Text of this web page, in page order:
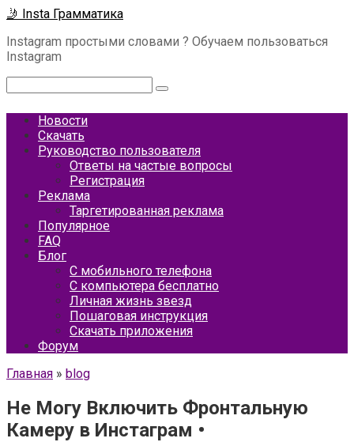
Перейти
контенту
🤳 Insta Грамматика
Instagram простыми словами ? Обучаем пользоваться
Instagram
Новости
Скачать
Руководство пользователя
Ответы на частые вопросы
Регистрация
Реклама
Таргетированная реклама
Популярное
FAQ
Блог
С мобильного телефона
С компьютера бесплатно
Личная жизнь звезд
Пошаговая инструкция
Скачать приложения
Форум
Главная » blog
Не Могу Включить Фронтальную
Камеру в Инстаграм •